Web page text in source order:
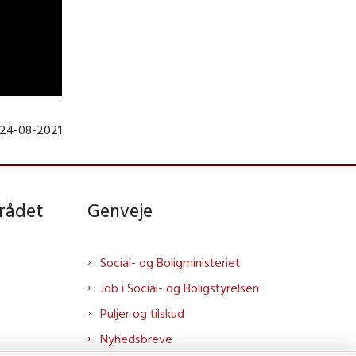
08-2021
Genveje
Social- og Boligministeriet
Job i Social- og Boligstyrelsen
Puljer og tilskud
Nyhedsbreve